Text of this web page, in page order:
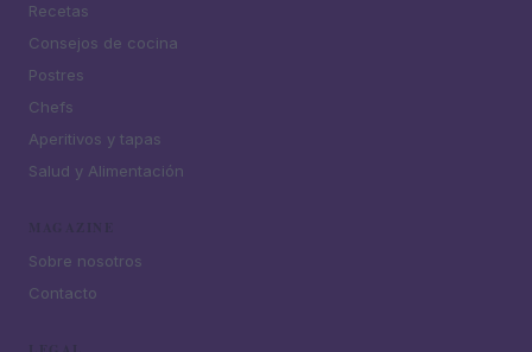
Recetas
Consejos de cocina
Postres
Chefs
Aperitivos y tapas
Salud y Alimentación
Sobre nosotros
Contacto